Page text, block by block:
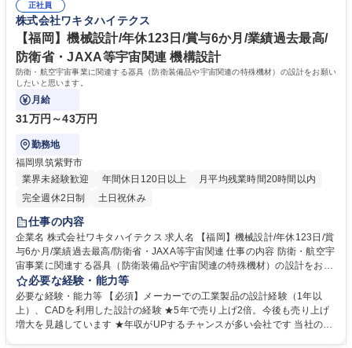
ができます ・JAXA納品実績あり ・自社で一気通貫した商品を作っていま
す 学歴・資格 学歴：大学院 大学 高専 短大 専修学校 高校 語学力： 資
格：
正社員
株式会社ワキタハイテクス
【福岡】機械設計/年休123日/賞与6か月/業績過去最高/
防衛省・JAXA等宇宙関連 機構設計
防衛・航空宇宙事業に関連する器具（防衛装備品や宇宙関連の特殊機材）の設計をお願い
したいと思います。
月給
31万円～43万円
勤務地
福岡県筑紫野市
業界未経験歓迎
年間休日120日以上
月平均残業時間20時間以内
完全週休2日制
土日祝休み
仕事の内容
企業名 株式会社ワキタハイテクス 求人名 【福岡】機械設計/年休123日/賞
与6か月/業績過去最高/防衛省・JAXA等宇宙関連 仕事の内容 防衛・航空宇
宙事業に関連する器具（防衛装備品や宇宙関連の特殊機材）の設計をお願
いしたいと思います。 防衛省で使われる防衛装備品やそれらを運ぶ輸送コ
ンテナなどの産業製品 に係る仕事です。政府の防衛費増額に伴い、今後約
10年は売上増加見通しのため増員募集です。 募集職種 【福岡】機械設計/
年休123日/賞与6か月/業績過去最高/防衛省・JAXA等宇宙関連
必要な経験・能力等
必要な経験・能力等 【必須】メーカーでの工業製品の設計経験（1年以
上）、CADを利用した設計の経験 ★5年で売り上げ2倍。今後も売り上げ
増大を見越しています ★年収がUPするチャンスが多い会社です 当社の自